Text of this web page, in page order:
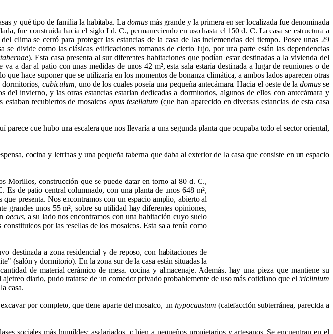
y qué tipo de familia la habitaba. La domusmás grande y la primera en ser localizada fue denominada
fue construida hacia el siglo I d. C., permaneciendo en uso hasta el 150 d. C. La casa se estructura a
clima se cerró para proteger las estancias de la casa de las inclemencias del tiempo. Posee unas 29
se divide como las clásicas edificaciones romanas de cierto lujo, por una parte están las dependencias
tabernae). Esta casa presenta al sur diferentes habitaciones que podían estar destinadas a la vivienda del
a dar al patio con unas medidas de unos 42 m², esta sala estaría destinada a lugar de reuniones o de
que hace suponer que se utilizaría en los momentos de bonanza climática, a ambos lados aparecen otras
dormitorios, cubiculum, uno de los cuales poseía una pequeña antecámara. Hacia el oeste de la domusse
del invierno, y las otras estancias estarían dedicadas a dormitorios, algunos de ellos con antecámara y
recubiertos de mosaicos opus tesellatum (que han aparecido en diversas estancias de esta casa
que hubo una escalera que nos llevaría a una segunda planta que ocupaba todo el sector oriental,
cocina y letrinas y una pequeña taberna que daba al exterior de la casa que consiste en un espacio
Morillos, construcción que se puede datar en torno al 80 d. C.,
de patio central columnado, con una planta de unos 648 m²,
presenta. Nos encontramos con un espacio amplio, abierto al
grandes unos 55 m², sobre su utilidad hay diferentes opiniones,
oecus, a su lado nos encontramos con una habitación cuyo suelo
por las tesellas de los mosaicos. Esta sala tenía como
destinada a zona residencial y de reposo, con habitaciones de
(salón y dormitorio). En la zona sur de la casa están situadas la
de material cerámico de mesa, cocina y almacenaje. Además, hay una pieza que mantiene su
diario, pudo tratarse de un comedor privado probablemente de uso más cotidiano que el triclinium
casa.
por completo, que tiene aparte del mosaico, un hypocaustum (calefacción subterránea, parecida a
sociales más humildes: asalariados, o bien a pequeños propietarios y artesanos. Se encuentran en el